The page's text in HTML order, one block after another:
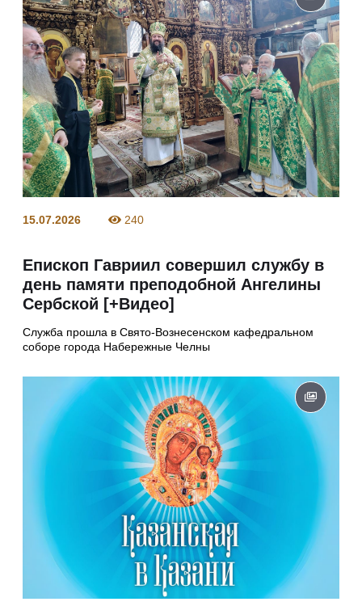
15.07.2026 240
Епископ Гавриил совершил службу в
день памяти преподобной Ангелины
Сербской [+Видео]
Служба прошла в Свято‑Вознесенском кафедральном
соборе города Набережные Челны